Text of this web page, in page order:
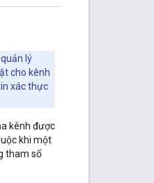
lý
cho kênh
xác thực
kênh được
khi một
tham số